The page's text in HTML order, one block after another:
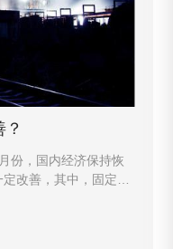
份，国内经济保持恢
改善，其中，固定资
业生产略有加快。